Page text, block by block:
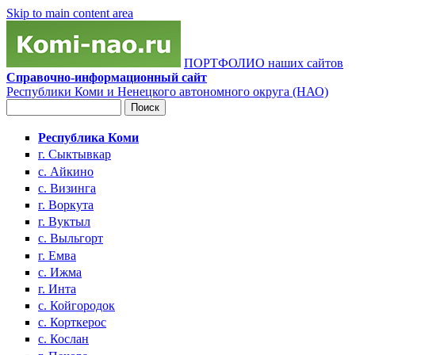
Skip to main content area
ПОРТФОЛИО наших сайтов
Справочно-информационный сайт
Республики Коми и Ненецкого автономного округа (НАО)
Республика Коми
г. Сыктывкар
с. Айкино
с. Визинга
г. Воркута
г. Вуктыл
с. Выльгорт
г. Емва
с. Ижма
г. Инта
с. Койгородок
с. Корткерос
с. Кослан